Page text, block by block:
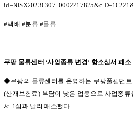
#택배#분류#물류
쿠팡 물류센터 ‘사업종류 변경’ 항소심서 패소
◆쿠팡의 물류센터를 운영하는 쿠팡풀필먼
(산재보험료) 부담이 낮은 업종으로 사업종
서 1심과 달리 패소했다.